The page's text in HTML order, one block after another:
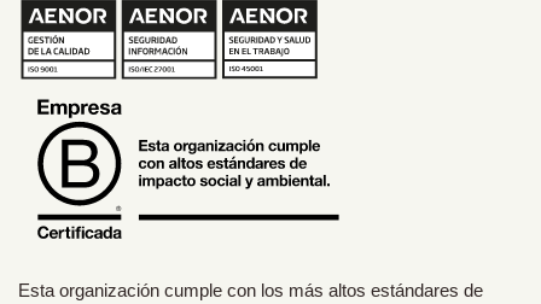
Esta organización cumple con los más altos estándares de